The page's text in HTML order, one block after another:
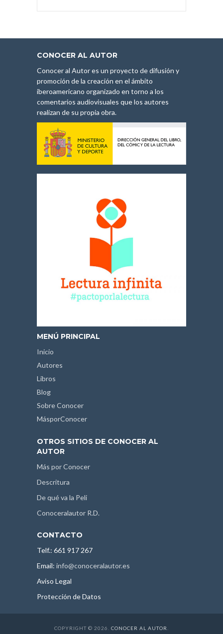
CONOCER AL AUTOR
Conocer al Autor es un proyecto de difusión y
promoción de la creación en el ámbito
iberoamericano organizado en torno a los
comentarios audiovisuales que los autores
realizan de su propia obra.
MENÚ PRINCIPAL
Inicio
Autores
Libros
Blog
Sobre Conocer
MásporConocer
OTROS SITIOS DE CONOCER AL
AUTOR
Más por Conocer
Descritura
De qué va la Peli
Conoceralautor R.D.
CONTACTO
Telf.: 661 917 267
Email: info@conoceralautor.es
Aviso Legal
Protección de Datos
COPYRIGHT © 2026. CONOCER AL AUTOR